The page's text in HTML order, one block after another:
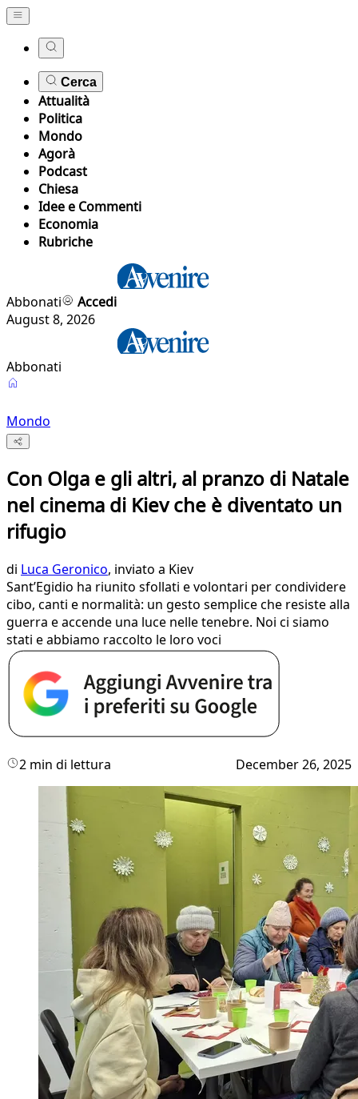
Cerca
Attualità
Politica
Mondo
Agorà
Podcast
Chiesa
Idee e Commenti
Economia
Rubriche
Abbonati
Accedi
August 8, 2026
Abbonati
Mondo
Con Olga e gli altri, al pranzo di Natale
nel cinema di Kiev che è diventato un
rifugio
di Luca Geronico, inviato a Kiev
Sant’Egidio ha riunito sfollati e volontari per condividere
cibo, canti e normalità: un gesto semplice che resiste alla
guerra e accende una luce nelle tenebre. Noi ci siamo
stati e abbiamo raccolto le loro voci
2 min di lettura December 26, 2025